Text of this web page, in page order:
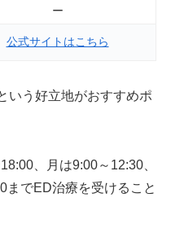
ー
公式サイトはこちら
いう好立地がおすすめポ
、月は9:00～12:30、
までED治療を受けること